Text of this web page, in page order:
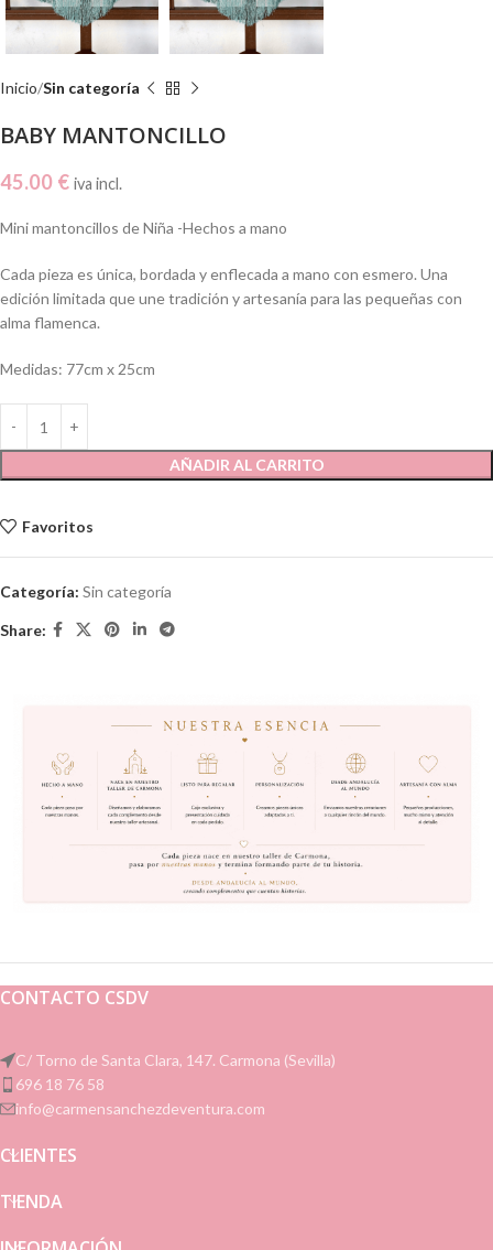
Inicio Sin categoría
BABY MANTONCILLO
45.00 € iva incl.
Mini mantoncillos de Niña -Hechos a mano
Cada pieza es única, bordada y enflecada a mano con esmero. Una
edición limitada que une tradición y artesanía para las pequeñas con
alma flamenca.
Medidas: 77cm x 25cm
AÑADIR AL CARRITO
Favoritos
Categoría: Sin categoría
Share:
CONTACTO CSDV
C/ Torno de Santa Clara, 147. Carmona (Sevilla)
696 18 76 58
info@carmensanchezdeventura.com
CLIENTES
TIENDA